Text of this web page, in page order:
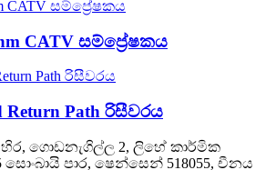
CATV සම්ප්‍රේෂකය
Return Path රිසීවරය
ගොඩනැගිල්ල 2, ලිහේ කාර්මික
සොංබායි පාර, ෂෙන්සෙන් 518055, චීනය